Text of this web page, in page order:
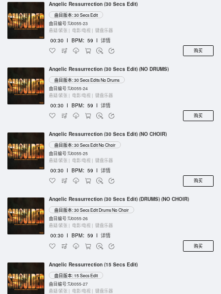
Angelic Ressurrection (30 Secs Edit)
曲目版本: 30 Secs Edit
曲目编号:TJ0055-23
悬疑/紧张 | 电影/电视 | 键盘乐器
00:30 I BPM：59 I 详情
购买
Angelic Ressurrection (30 Secs Edit) (NO DRUMS)
曲目版本: 30 Secs Edits No Drums
曲目编号:TJ0055-24
悬疑/紧张 | 电影/电视 | 键盘乐器
00:30 I BPM：59 I 详情
购买
Angelic Ressurrection (30 Secs Edit) (NO CHOIR)
曲目版本: 30 Secs Edit No Choir
曲目编号:TJ0055-25
悬疑/紧张 | 电影/电视 | 键盘乐器
00:30 I BPM：59 I 详情
购买
Angelic Ressurrection (30 Secs Edit) (DRUMS) (NO CHOIR)
曲目版本: 30 Secs Edit Drums No Choir
曲目编号:TJ0055-26
悬疑/紧张 | 电影/电视 | 键盘乐器
00:30 I BPM：59 I 详情
购买
Angelic Ressurrection (15 Secs Edit)
曲目版本: 15 Secs Edit
曲目编号:TJ0055-27
悬疑/紧张 | 电影/电视 | 键盘乐器